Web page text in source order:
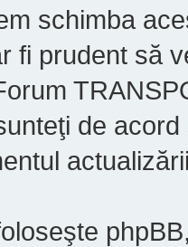
schimba
fi prudent să
de